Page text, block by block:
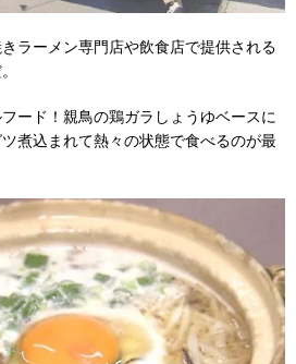
ラーメン専門店や飲食店で提供される
ード！親鳥の鶏ガラしょうゆベースに
煮込まれて熱々の状態で食べるのが最